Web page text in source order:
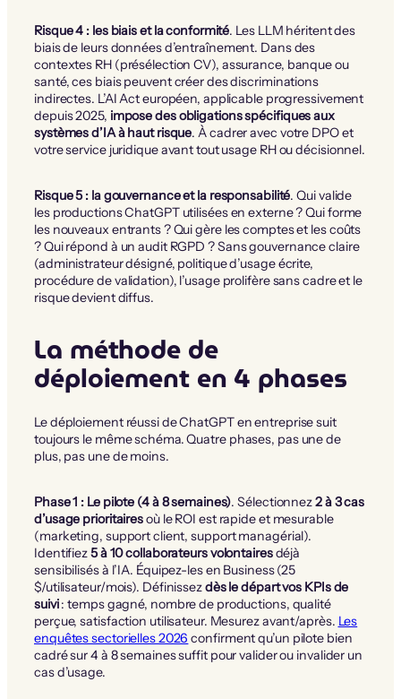
Risque 4 : les biais et la conformité. Les LLM héritent des
biais de leurs données d’entraînement. Dans des
contextes RH (présélection CV), assurance, banque ou
santé, ces biais peuvent créer des discriminations
indirectes. L’AI Act européen, applicable progressivement
depuis 2025, impose des obligations spécifiques aux
systèmes d’IA à haut risque. À cadrer avec votre DPO et
votre service juridique avant tout usage RH ou décisionnel.
Risque 5 : la gouvernance et la responsabilité. Qui valide
les productions ChatGPT utilisées en externe ? Qui forme
les nouveaux entrants ? Qui gère les comptes et les coûts
? Qui répond à un audit RGPD ? Sans gouvernance claire
(administrateur désigné, politique d’usage écrite,
procédure de validation), l’usage prolifère sans cadre et le
risque devient diffus.
La méthode de
déploiement en 4 phases
Le déploiement réussi de ChatGPT en entreprise suit
toujours le même schéma. Quatre phases, pas une de
plus, pas une de moins.
Phase 1 : Le pilote (4 à 8 semaines). Sélectionnez2 à 3 cas
d’usage prioritairesoù le ROI est rapide et mesurable
(marketing, support client, support managérial).
Identifiez5 à 10 collaborateurs volontairesdéjà
sensibilisés à l’IA. Équipez-les en Business (25
$/utilisateur/mois). Définissezdès le départ vos KPIs de
suivi: temps gagné, nombre de productions, qualité
perçue, satisfaction utilisateur. Mesurez avant/après. Les
enquêtes sectorielles 2026 confirment qu’un pilote bien
cadré sur 4 à 8 semaines suffit pour valider ou invalider un
cas d’usage.